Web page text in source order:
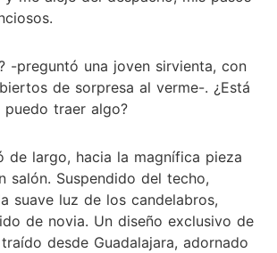
-preguntó una joven sirvienta, con
de sorpresa al verme-. ¿Está
puedo traer algo?
de largo, hacia la magnífica pieza
salón. Suspendido del techo,
suave luz de los candelabros,
de novia. Un diseño exclusivo de
desde Guadalajara, adornado